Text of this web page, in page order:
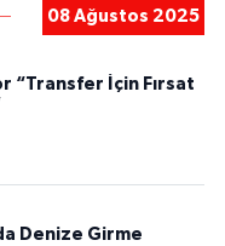
08 Ağustos 2025
“Transfer İçin Fırsat
Denize Girme